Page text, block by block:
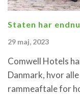
Staten har
29 maj, 2023
Comwell Hotels
Danmark, hvor
rammeaftale for